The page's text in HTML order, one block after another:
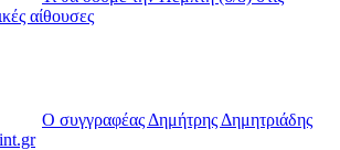
αίθουσες
Ο συγγραφέας Δημήτρης Δημητριάδης